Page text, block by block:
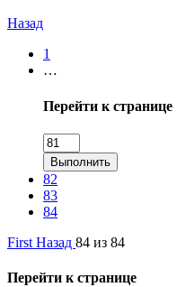
Назад
1
…
Перейти к странице
Выполнить
82
83
84
First Назад 84 из 84
Перейти к странице